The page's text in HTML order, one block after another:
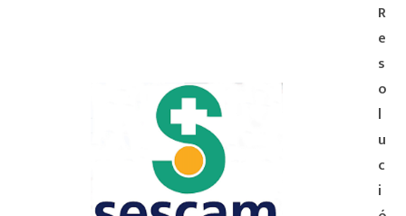
R
e
s
o
l
u
c
i